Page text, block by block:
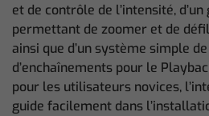
et de contrôle de l’intensité,
permettant de zoomer et de
ainsi que d’un système simple
d’enchaînements pour le
pour les utilisateurs novices,
guide facilement dans